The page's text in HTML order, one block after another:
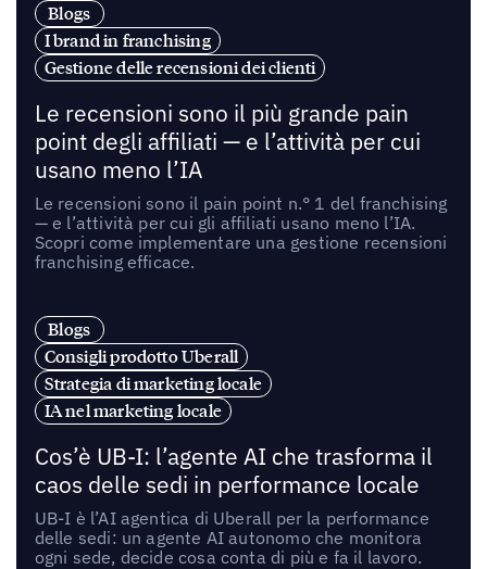
Blogs
I brand in franchising
Gestione delle recensioni dei clienti
Le recensioni sono il più grande pain
point degli affiliati — e l’attività per cui
usano meno l’IA
Le recensioni sono il pain point n.° 1 del franchising
— e l’attività per cui gli affiliati usano meno l’IA.
Scopri come implementare una gestione recensioni
franchising efficace.
Blogs
Consigli prodotto Uberall
Strategia di marketing locale
IA nel marketing locale
Cos’è UB-I: l’agente AI che trasforma il
caos delle sedi in performance locale
UB-I è l’AI agentica di Uberall per la performance
delle sedi: un agente AI autonomo che monitora
ogni sede, decide cosa conta di più e fa il lavoro.